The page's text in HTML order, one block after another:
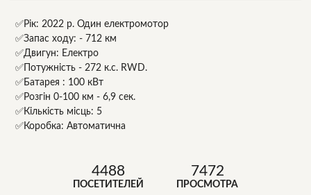
✅Рік: 2022 р. Один електромотор
✅Запас ходу: - 712 км
✅Двигун: Електро
✅Потужність - 272 к.с. RWD.
✅Батарея : 100 кВт
✅Розгін 0-100 км - 6,9 сек.
✅Кількість місць: 5
✅Коробка: Автоматична
4488
ПОСЕТИТЕЛЕЙ
7472
ПРОСМОТРА